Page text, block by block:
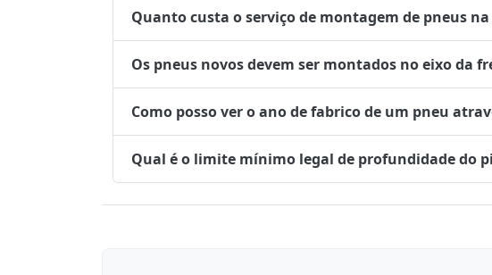
Quanto custa o serviço de montagem de pneus
Os pneus novos devem ser montados no eixo da
Como posso ver o ano de fabrico de um pneu
Qual é o limite mínimo legal de profundidade do